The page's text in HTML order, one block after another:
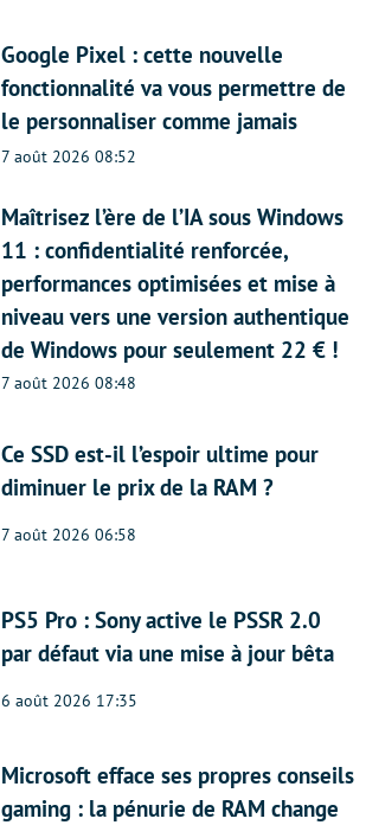
Google Pixel : cette nouvelle
fonctionnalité va vous permettre de
le personnaliser comme jamais
7 août 2026 08:52
Maîtrisez l’ère de l’IA sous Windows
11 : confidentialité renforcée,
performances optimisées et mise à
niveau vers une version authentique
de Windows pour seulement 22 € !
7 août 2026 08:48
Ce SSD est-il l’espoir ultime pour
diminuer le prix de la RAM ?
7 août 2026 06:58
PS5 Pro : Sony active le PSSR 2.0
par défaut via une mise à jour bêta
6 août 2026 17:35
Microsoft efface ses propres conseils
gaming : la pénurie de RAM change